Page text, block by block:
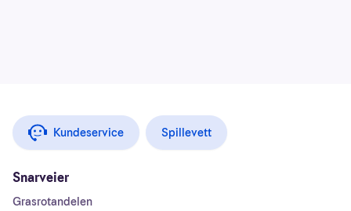
Kundeservice Spillevett
Snarveier
Grasrotandelen